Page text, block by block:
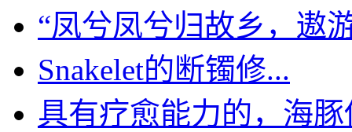
“凤兮凤兮归故乡，遨
Snakelet的断镯修...
具有疗愈能力的，海豚